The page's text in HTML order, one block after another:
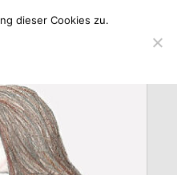
dieser Cookies zu.